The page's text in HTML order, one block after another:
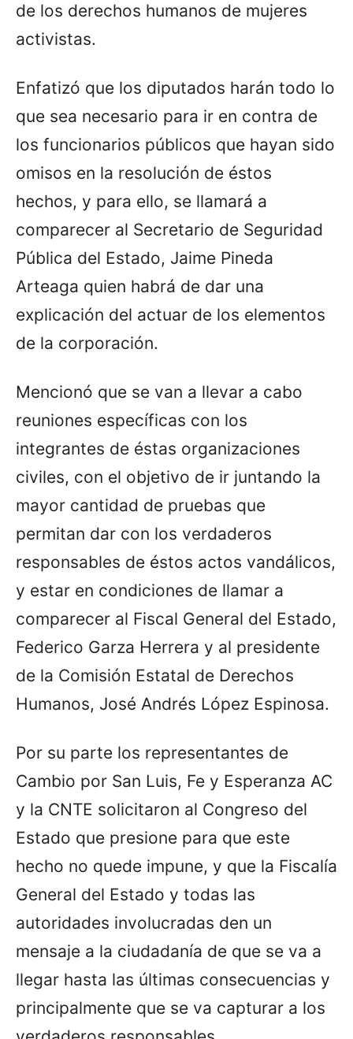
de los derechos humanos de mujeres
activistas.
Enfatizó que los diputados harán todo lo
que sea necesario para ir en contra de
los funcionarios públicos que hayan sido
omisos en la resolución de éstos
hechos, y para ello, se llamará a
comparecer al Secretario de Seguridad
Pública del Estado, Jaime Pineda
Arteaga quien habrá de dar una
explicación del actuar de los elementos
de la corporación.
Mencionó que se van a llevar a cabo
reuniones específicas con los
integrantes de éstas organizaciones
civiles, con el objetivo de ir juntando la
mayor cantidad de pruebas que
permitan dar con los verdaderos
responsables de éstos actos vandálicos,
y estar en condiciones de llamar a
comparecer al Fiscal General del Estado,
Federico Garza Herrera y al presidente
de la Comisión Estatal de Derechos
Humanos, José Andrés López Espinosa.
Por su parte los representantes de
Cambio por San Luis, Fe y Esperanza AC
y la CNTE solicitaron al Congreso del
Estado que presione para que este
hecho no quede impune, y que la Fiscalía
General del Estado y todas las
autoridades involucradas den un
mensaje a la ciudadanía de que se va a
llegar hasta las últimas consecuencias y
principalmente que se va capturar a los